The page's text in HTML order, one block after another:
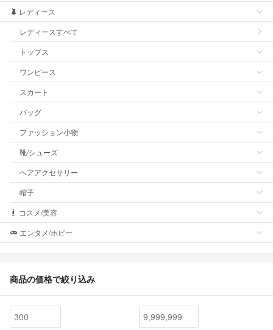
レディース
レディースすべて
トップス
ワンピース
スカート
バッグ
ファッション小物
靴/シューズ
ヘアアクセサリー
帽子
コスメ/美容
エンタメ/ホビー
商品の価格で絞り込み